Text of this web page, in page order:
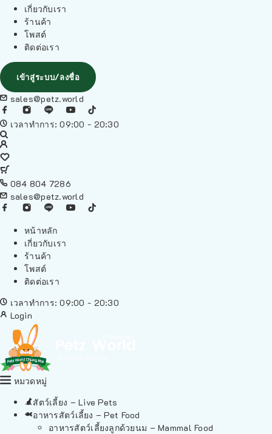
เกี่ยวกับเรา
ร้านค้า
โพสต์
ติดต่อเรา
เข้าสู่ระบบ/ลงชื่อ
sales@petz.world
เวลาทำการ: 09:00 - 20:30
084 804 7286
sales@petz.world
หน้าหลัก
เกี่ยวกับเรา
ร้านค้า
โพสต์
ติดต่อเรา
เวลาทำการ: 09:00 - 20:30
Login
หมวดหมู่
สัตว์เลี้ยง – Live Pets
อาหารสัตว์เลี้ยง – Pet Food
อาหารสัตว์เลี้ยงลูกด้วยนม – Mammal Food